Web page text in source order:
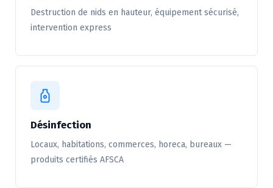
Destruction de nids en hauteur, équipement sécurisé,
intervention express
Désinfection
Locaux, habitations, commerces, horeca, bureaux —
produits certifiés AFSCA